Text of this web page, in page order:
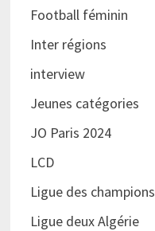
Football féminin
Inter régions
interview
Jeunes catégories
JO Paris 2024
LCD
Ligue des champions
Ligue deux Algérie